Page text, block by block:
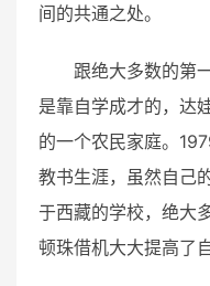
间的共通之处。
跟绝大多数的第
是靠自学成才的，达
的一个农民家庭。
教书生涯，虽然自己
于西藏的学校，绝大
顿珠借机大大提高了